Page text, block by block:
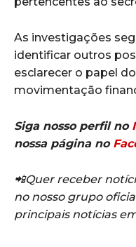
As investigações
identificar outros
esclarecer o papel
movimentação
Siga nosso perfil no
nossa página no
📲Quer receber
no nosso grupo
principais notícias